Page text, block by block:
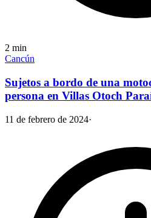
2 min
Cancún
Sujetos a bordo de una
persona en Villas Otoch
11 de febrero de 2024·